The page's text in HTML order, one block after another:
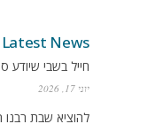
Latest News
חייל בשבי שיודע
יוני 17, 2026
להוציא שבת